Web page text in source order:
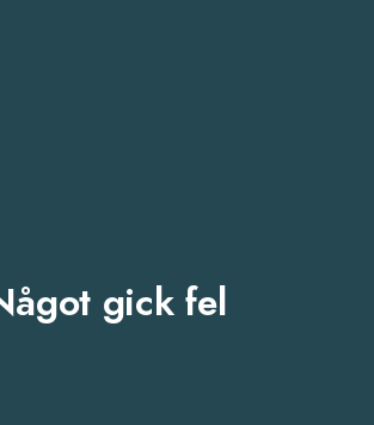
gick fel